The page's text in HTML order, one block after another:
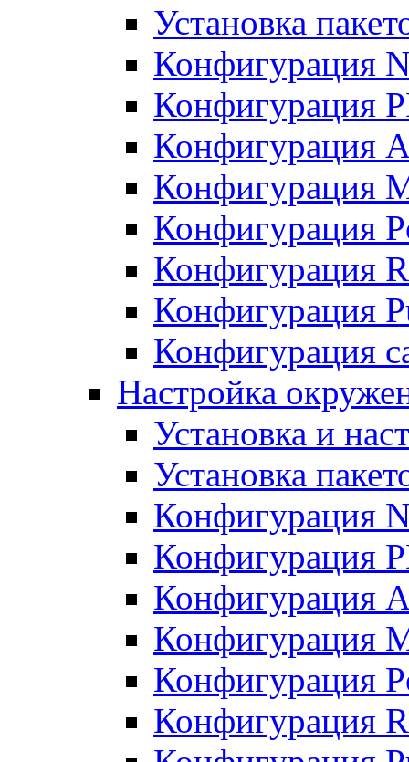
Установка
Конфигурация
Конфигурация
Конфигурация
Конфигурация
Конфигурация
Конфигурация
Конфигурация
Конфигурация
Настройка
Установка и
Установка
Конфигурация
Конфигурация
Конфигурация
Конфигурация
Конфигурация
Конфигурация